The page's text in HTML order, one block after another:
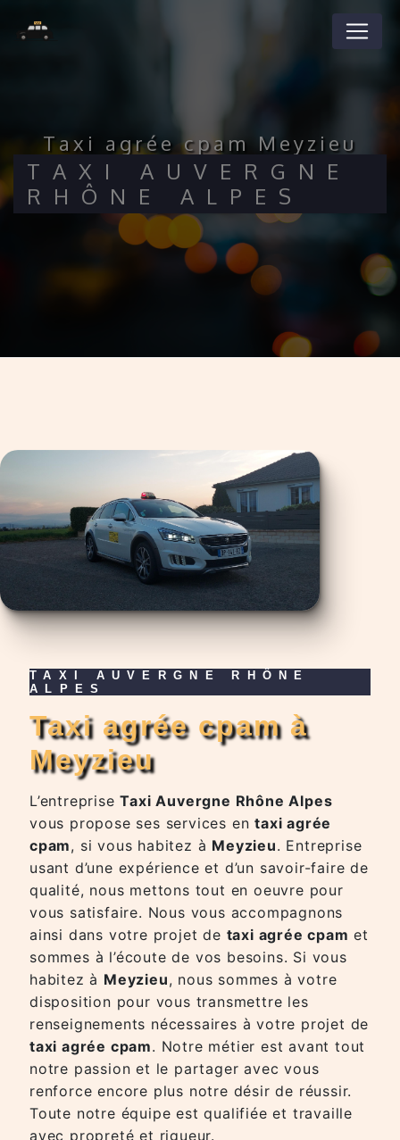
taxi agrée cpam Meyzieu
TAXI AUVERGNE
RHÔNE ALPES
TAXI AUVERGNE RHÔNE
ALPES
taxi agrée cpam à
Meyzieu
L’entrepriseTaxi Auvergne Rhône Alpes
vous propose ses services entaxi agrée
cpam, si vous habitez à Meyzieu. Entreprise
usant d’une expérience et d’un savoir-faire de
qualité, nous mettons tout en oeuvre pour
vous satisfaire. Nous vous accompagnons
ainsi dans votre projet de taxi agrée cpam et
sommes à l’écoute de vos besoins. Si vous
habitez à Meyzieu, nous sommes à votre
disposition pour vous transmettre les
renseignements nécessaires à votre projet de
taxi agrée cpam. Notre métier est avant tout
notre passion et le partager avec vous
renforce encore plus notre désir de réussir.
Toute notre équipe est qualifiée et travaille
avec propreté et rigueur.